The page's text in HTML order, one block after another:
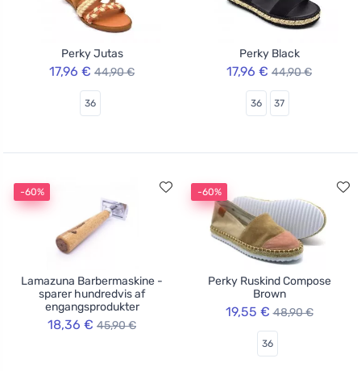
Perky Jutas
17,96 € 44,90 €
36
Perky Black
17,96 € 44,90 €
36 37
-60%
Lamazuna Barbermaskine -
sparer hundredvis af
engangsprodukter
18,36 € 45,90 €
-60%
Perky Ruskind Compose
Brown
19,55 € 48,90 €
36